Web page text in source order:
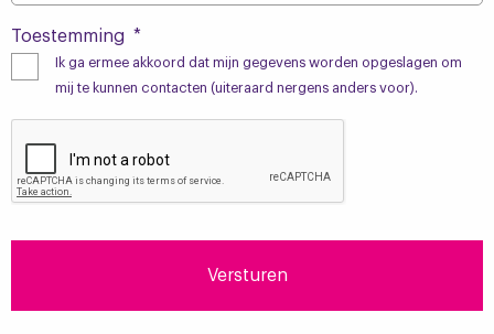
Toestemming *
Ik ga ermee akkoord dat mijn gegevens worden opgeslagen om
mij te kunnen contacten (uiteraard nergens anders voor).